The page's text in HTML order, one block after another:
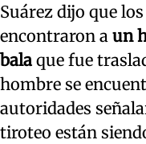
Suárez dijo que
encontraron a un
bala que fue
hombre se
autoridades
tiroteo están